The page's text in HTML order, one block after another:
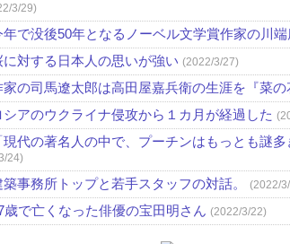
3/29)
年で没後50年となるノーベル文学賞作家の川
に対する日本人の思いが強い (2022/3/27)
家の司馬遼太郎は高田屋嘉兵衛の生涯を『菜の
シアのウクライナ侵攻から１カ月が経過した
現代の著名人の中で、プーチンはもっとも謎
24)
築事務所トップと若手スタッフの対話。 (2022/
歳で亡くなった俳優の宝田明さん (2022/3/22)